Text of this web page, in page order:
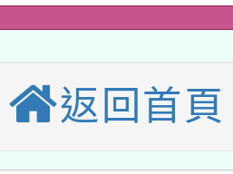
學年度第1次
考甄選結果公
學年度第2次
選結果公告(
民族委員會
暑期犯罪預防
返回首頁